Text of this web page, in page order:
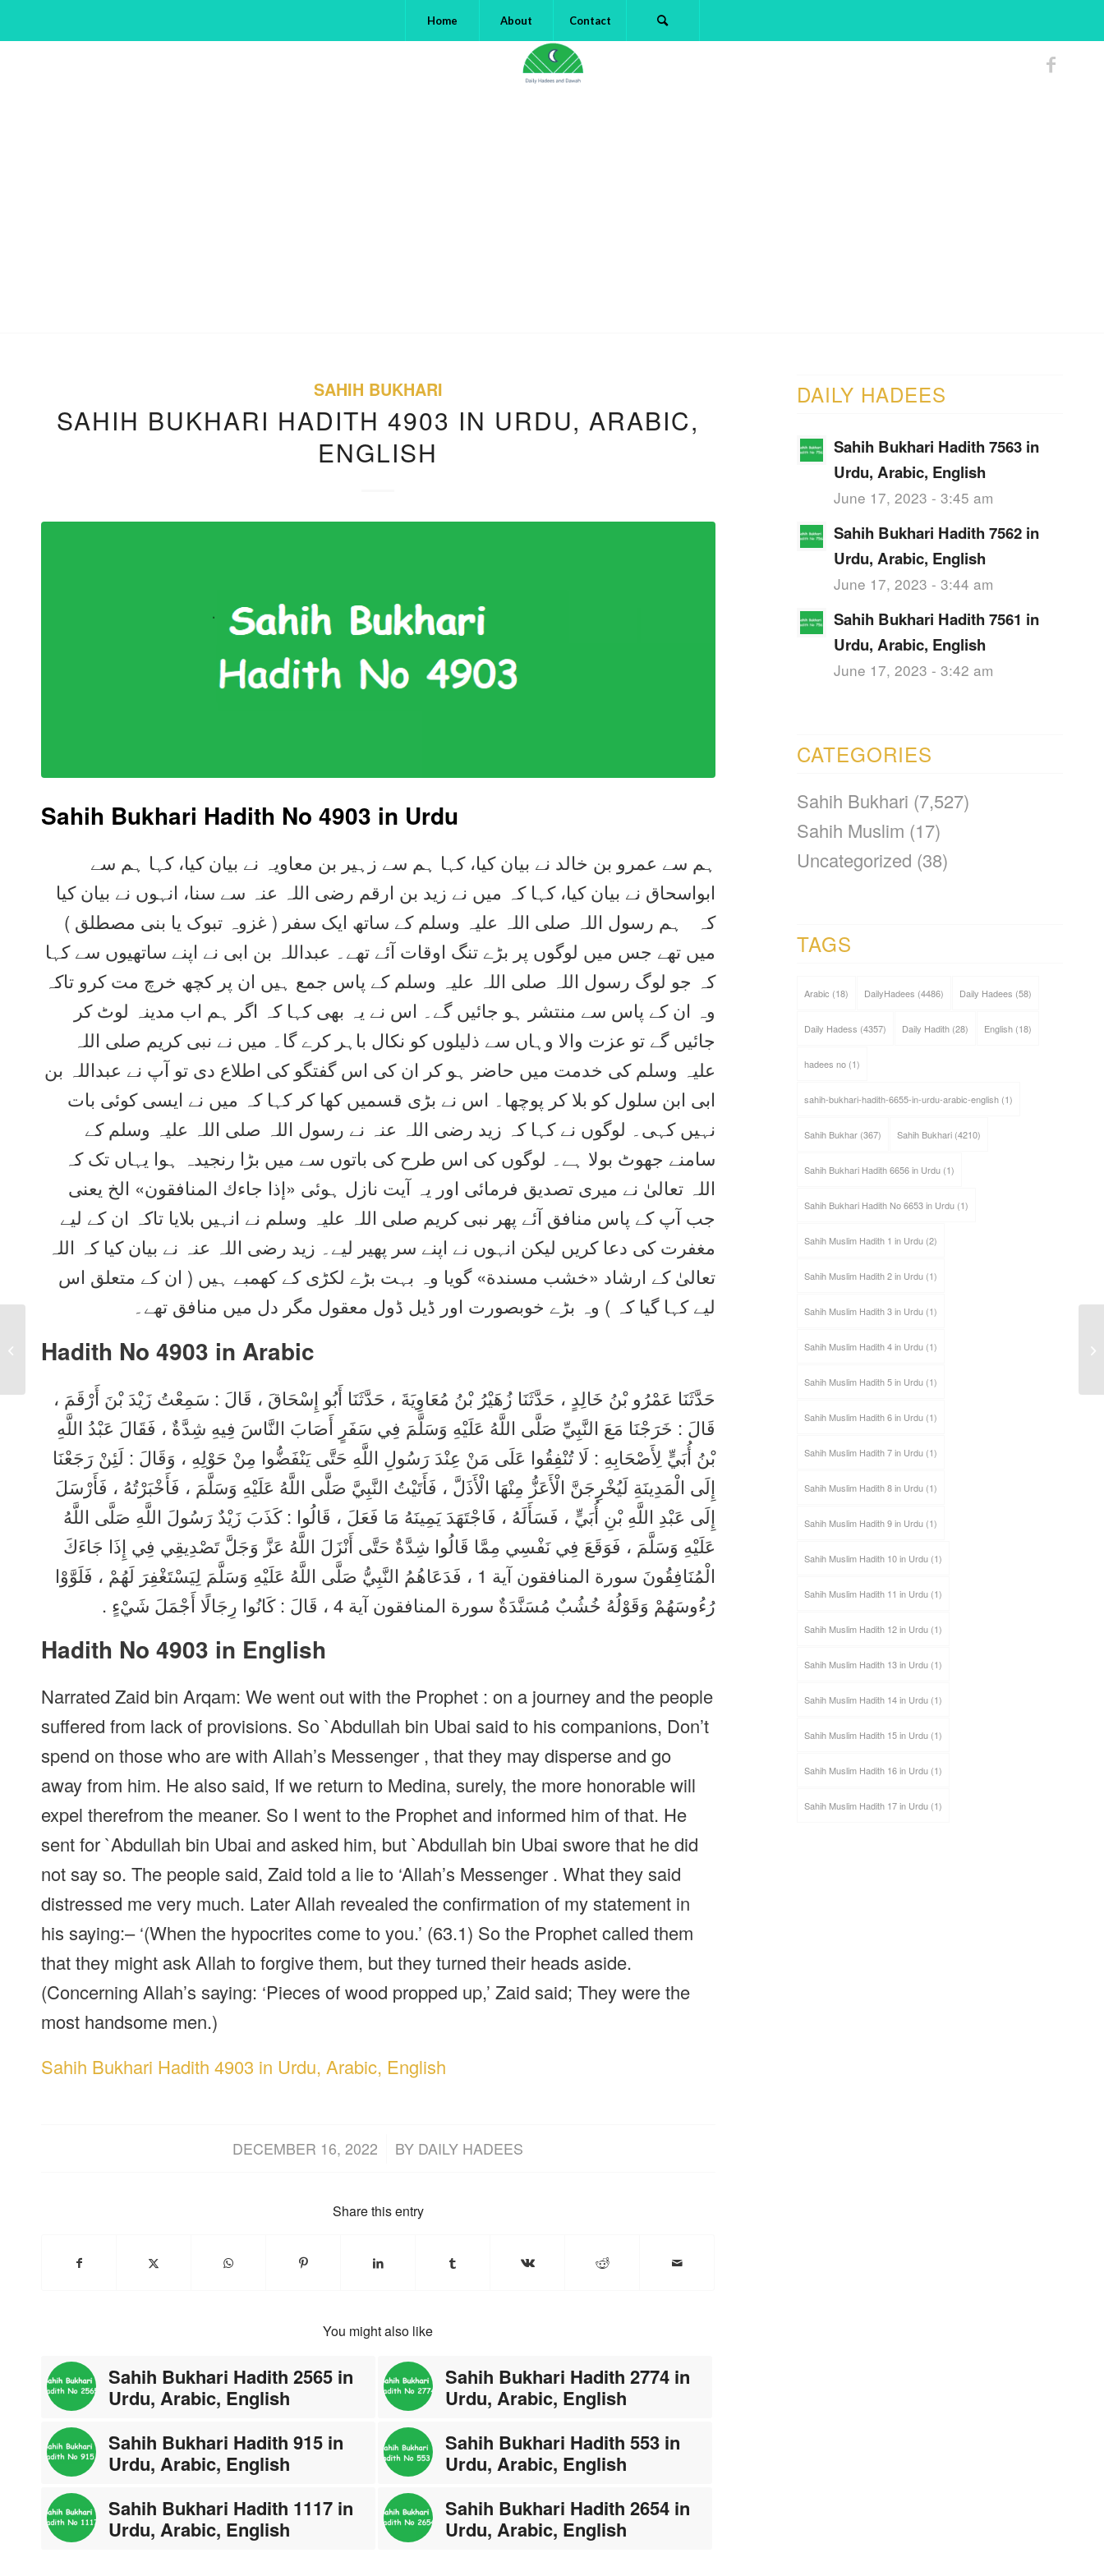
Home About Contact
SAHIH BUKHARI
SAHIH BUKHARI HADITH 4903 IN URDU, ARABIC,
ENGLISH
Sahih Bukhari Hadith No 4903 in Urdu
ہم سے عمرو بن خالد نے بیان کیا، کہا ہم سے زہیر بن معاویہ نے بیان کیا، کہا ہم سے
ابواسحاق نے بیان کیا، کہا کہ میں نے زید بن ارقم رضی اللہ عنہ سے سنا، انہوں نے بیان کیا
کہ ہم رسول اللہ صلی اللہ علیہ وسلم کے ساتھ ایک سفر ( غزوہ تبوک یا بنی مصطلق )
میں تھے جس میں لوگوں پر بڑے تنگ اوقات آئے تھے۔ عبداللہ بن ابی نے اپنے ساتھیوں سے کہا
کہ جو لوگ رسول اللہ صلی اللہ علیہ وسلم کے پاس جمع ہیں ان پر کچھ خرچ مت کرو تاکہ
وہ ان کے پاس سے منتشر ہو جائیں گے۔ اس نے یہ بھی کہا کہ اگر ہم اب مدینہ لوٹ کر
جائیں گے تو عزت والا وہاں سے ذلیلوں کو نکال باہر کرے گا۔ میں نے نبی کریم صلی اللہ
علیہ وسلم کی خدمت میں حاضر ہو کر ان کی اس گفتگو کی اطلاع دی تو آپ نے عبداللہ بن
ابی ابن سلول کو بلا کر پوچھا۔ اس نے بڑی قسمیں کھا کر کہا کہ میں نے ایسی کوئی بات
نہیں کہی۔ لوگوں نے کہا کہ زید رضی اللہ عنہ نے رسول اللہ صلی اللہ علیہ وسلم کے
سامنے جھوٹ بولا ہے۔ لوگوں کی اس طرح کی باتوں سے میں بڑا رنجیدہ ہوا یہاں تک کہ
اللہ تعالیٰ نے میری تصدیق فرمائی اور یہ آیت نازل ہوئی «إذا جاءك المنافقون‏» الخ یعنی
جب آپ کے پاس منافق آئے پھر نبی کریم صلی اللہ علیہ وسلم نے انہیں بلایا تاکہ ان کے لیے
مغفرت کی دعا کریں لیکن انہوں نے اپنے سر پھیر لیے۔ زید رضی اللہ عنہ نے بیان کیا کہ اللہ
تعالیٰ کے ارشاد «خشب مسندة‏» گویا وہ بہت بڑے لکڑی کے کھمبے ہیں ( ان کے متعلق اس
لیے کہا گیا کہ ) وہ بڑے خوبصورت اور ڈیل ڈول معقول مگر دل میں منافق تھے۔
Hadith No 4903 in Arabic
حَدَّثَنَا عَمْرُو بْنُ خَالِدٍ ، حَدَّثَنَا زُهَيْرُ بْنُ مُعَاوِيَةَ ، حَدَّثَنَا أَبُو إِسْحَاقَ ، قَالَ : سَمِعْتُ زَيْدَ بْنَ أَرْقَمَ ،
قَالَ : خَرَجْنَا مَعَ النَّبِيِّ صَلَّى اللَّهُ عَلَيْهِ وَسَلَّمَ فِي سَفَرٍ أَصَابَ النَّاسَ فِيهِ شِدَّةٌ ، فَقَالَ عَبْدُ اللَّهِ
بْنُ أُبَيٍّ لِأَصْحَابِهِ : لَا تُنْفِقُوا عَلَى مَنْ عِنْدَ رَسُولِ اللَّهِ حَتَّى يَنْفَضُّوا مِنْ حَوْلِهِ ، وَقَالَ : لَئِنْ رَجَعْنَا
إِلَى الْمَدِينَةِ لَيُخْرِجَنَّ الْأَعَزُّ مِنْهَا الْأَذَلَّ ، فَأَتَيْتُ النَّبِيَّ صَلَّى اللَّهُ عَلَيْهِ وَسَلَّمَ ، فَأَخْبَرْتُهُ ، فَأَرْسَلَ
إِلَى عَبْدِ اللَّهِ بْنِ أُبَيٍّ ، فَسَأَلَهُ ، فَاجْتَهَدَ يَمِينَهُ مَا فَعَلَ ، قَالُوا : كَذَبَ زَيْدٌ رَسُولَ اللَّهِ صَلَّى اللَّهُ
عَلَيْهِ وَسَلَّمَ ، فَوَقَعَ فِي نَفْسِي مِمَّا قَالُوا شِدَّةٌ حَتَّى أَنْزَلَ اللَّهُ عَزَّ وَجَلَّ تَصْدِيقِي فِي إِذَا جَاءَكَ
الْمُنَافِقُونَ سورة المنافقون آية 1 ، فَدَعَاهُمُ النَّبِيُّ صَلَّى اللَّهُ عَلَيْهِ وَسَلَّمَ لِيَسْتَغْفِرَ لَهُمْ ، فَلَوَّوْا
رُءُوسَهُمْ وَقَوْلُهُ خُشُبٌ مُسَنَّدَةٌ سورة المنافقون آية 4 ، قَالَ : كَانُوا رِجَالًا أَجْمَلَ شَيْءٍ .
Hadith No 4903 in English
Narrated Zaid bin Arqam: We went out with the Prophet : on a journey and the people
suffered from lack of provisions. So `Abdullah bin Ubai said to his companions, Don’t
spend on those who are with Allah’s Messenger , that they may disperse and go
away from him. He also said, If we return to Medina, surely, the more honorable will
expel therefrom the meaner. So I went to the Prophet and informed him of that. He
sent for `Abdullah bin Ubai and asked him, but `Abdullah bin Ubai swore that he did
not say so. The people said, Zaid told a lie to ‘Allah’s Messenger . What they said
distressed me very much. Later Allah revealed the confirmation of my statement in
his saying:– ‘(When the hypocrites come to you.’ (63.1) So the Prophet called them
that they might ask Allah to forgive them, but they turned their heads aside.
(Concerning Allah’s saying: ‘Pieces of wood propped up,’ Zaid said; They were the
most handsome men.)
Sahih Bukhari Hadith 4903 in Urdu, Arabic, English
DECEMBER 16, 2022
/ BY DAILY HADEES
Share this entry
You might also like
Sahih Bukhari Hadith 2565 in
Urdu, Arabic, English
Sahih Bukhari Hadith 2774 in
Urdu, Arabic, English
Sahih Bukhari Hadith 915 in
Urdu, Arabic, English
Sahih Bukhari Hadith 553 in
Urdu, Arabic, English
Sahih Bukhari Hadith 1117 in
Urdu, Arabic, English
Sahih Bukhari Hadith 2654 in
Urdu, Arabic, English
DAILY HADEES
Sahih Bukhari Hadith 7563 in
Urdu, Arabic, English
June 17, 2023 - 3:45 am
Sahih Bukhari Hadith 7562 in
Urdu, Arabic, English
June 17, 2023 - 3:44 am
Sahih Bukhari Hadith 7561 in
Urdu, Arabic, English
June 17, 2023 - 3:42 am
CATEGORIES
Sahih Bukhari (7,527)
Sahih Muslim (17)
Uncategorized (38)
TAGS
Arabic (18) DailyHadees (4486) Daily Hadees (58)
Daily Hadess (4357) Daily Hadith(28) English(18)
hadees no(1)
sahih-bukhari-hadith-6655-in-urdu-arabic-english(1)
Sahih Bukhar(367) Sahih Bukhari(4210)
Sahih Bukhari Hadith 6656 in Urdu(1)
Sahih Bukhari Hadith No 6653 in Urdu(1)
Sahih Muslim Hadith 1 in Urdu(2)
Sahih Muslim Hadith 2 in Urdu(1)
Sahih Muslim Hadith 3 in Urdu(1)
Sahih Muslim Hadith 4 in Urdu(1)
Sahih Muslim Hadith 5 in Urdu(1)
Sahih Muslim Hadith 6 in Urdu(1)
Sahih Muslim Hadith 7 in Urdu(1)
Sahih Muslim Hadith 8 in Urdu(1)
Sahih Muslim Hadith 9 in Urdu(1)
Sahih Muslim Hadith 10 in Urdu(1)
Sahih Muslim Hadith 11 in Urdu(1)
Sahih Muslim Hadith 12 in Urdu(1)
Sahih Muslim Hadith 13 in Urdu(1)
Sahih Muslim Hadith 14 in Urdu(1)
Sahih Muslim Hadith 15 in Urdu(1)
Sahih Muslim Hadith 16 in Urdu(1)
Sahih Muslim Hadith 17 in Urdu(1)
4902 in Urdu, Arabic,